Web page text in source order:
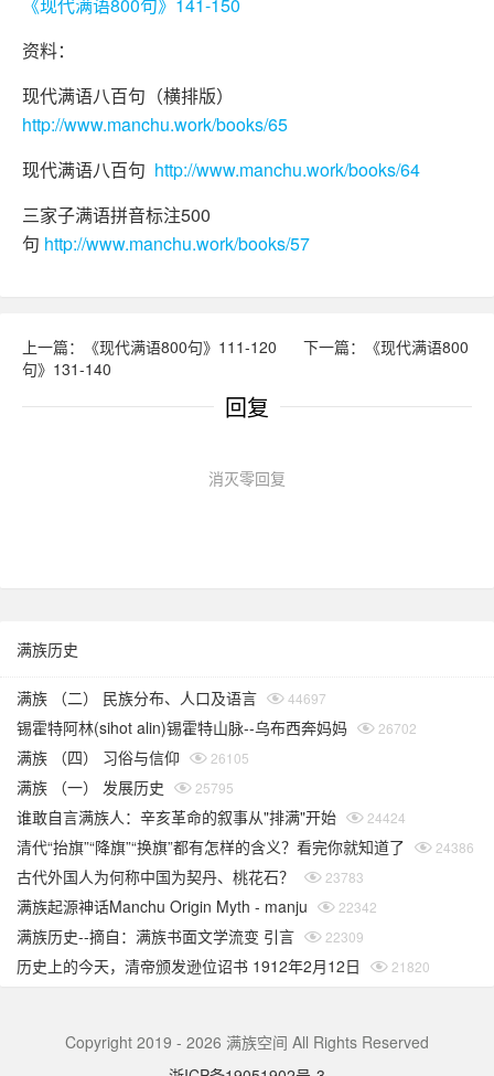
资料：
现代满语八百句（横排版）
http://www.manchu.work/books/65
现代满语八百句 http://www.manchu.work/books/64
三家子满语拼音标注500
句 http://www.manchu.work/books/57
上一篇：《现代满语800句》111-120
下一篇：《现代满语800
句》131-140
回复
消灭零回复
满族历史
满族 （二） 民族分布、人口及语言 44697
锡霍特阿林(sihot alin)锡霍特山脉--乌布西奔妈妈 26702
满族 （四） 习俗与信仰 26105
满族 （一） 发展历史 25795
谁敢自言满族人：辛亥革命的叙事从"排满"开始 24424
清代“抬旗”“降旗”“换旗”都有怎样的含义？看完你就知道了 24386
古代外国人为何称中国为契丹、桃花石？ 23783
满族起源神话Manchu Origin Myth - manju 22342
满族历史--摘自：满族书面文学流变 引言 22309
历史上的今天，清帝颁发逊位诏书 1912年2月12日 21820
Copyright 2019 - 2026 满族空间 All Rights Reserved